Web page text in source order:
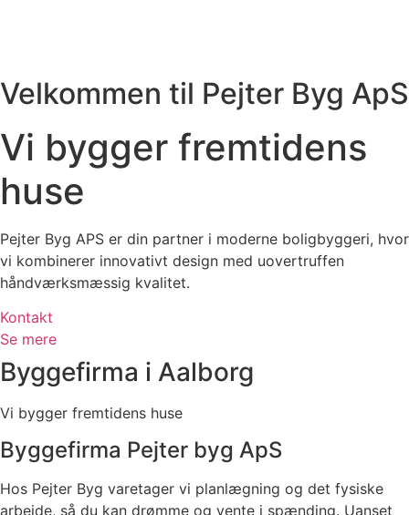
Velkommen til Pejter Byg ApS
Vi bygger fremtidens
huse
Pejter Byg APS er din partner i moderne boligbyggeri, hvor
vi kombinerer innovativt design med uovertruffen
håndværksmæssig kvalitet.
Kontakt
Se mere
Byggefirma i Aalborg
Vi bygger fremtidens huse
Byggefirma Pejter byg ApS
Hos Pejter Byg varetager vi planlægning og det fysiske
arbejde, så du kan drømme og vente i spænding. Uanset